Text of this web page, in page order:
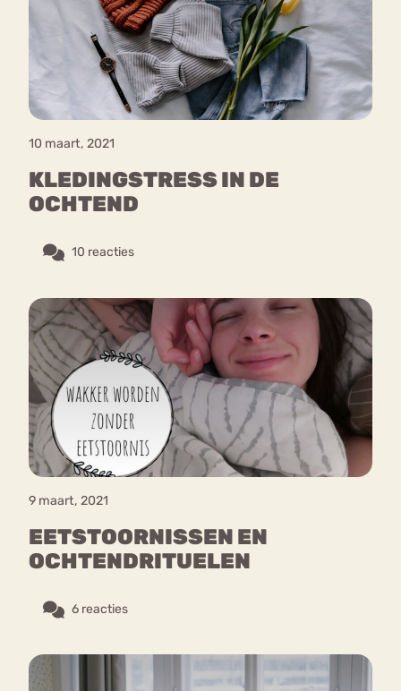
10 maart, 2021
KLEDINGSTRESS IN DE
OCHTEND
10 reacties
9 maart, 2021
EETSTOORNISSEN EN
OCHTENDRITUELEN
6 reacties
Chat
Forum
mia
Nerv
osa
Eetstoornis Anorexia Nervosa
Orthorexia
Afvallen Angst